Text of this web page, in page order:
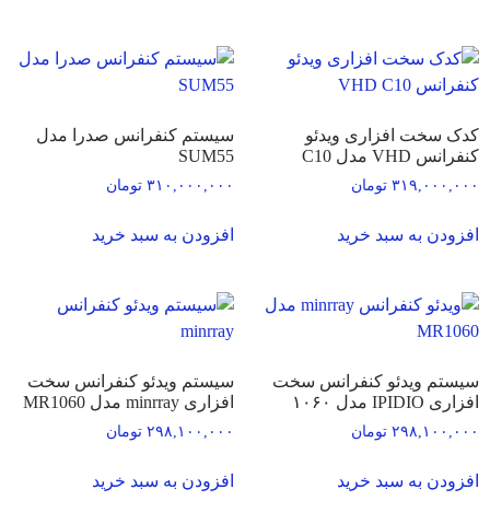
کدک سخت افزاری ویدئو
کنفرانس VHD مدل C10
۳۱۹,۰۰۰,۰۰۰ تومان
افزودن به سبد خرید
سیستم کنفرانس صدرا مدل
SUM55
۳۱۰,۰۰۰,۰۰۰ تومان
افزودن به سبد خرید
سیستم ویدئو کنفرانس سخت
افزاری IPIDIO مدل ۱۰۶۰
۲۹۸,۱۰۰,۰۰۰ تومان
افزودن به سبد خرید
سیستم ویدئو کنفرانس سخت
افزاری minrray مدل MR1060
۲۹۸,۱۰۰,۰۰۰ تومان
افزودن به سبد خرید